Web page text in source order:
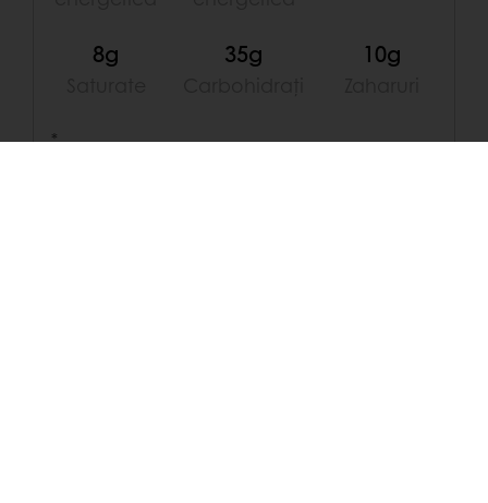
8g 35g 10g
*